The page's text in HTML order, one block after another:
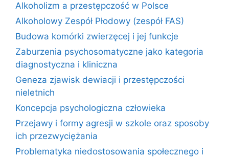
Alkoholizm a przestępczość w Polsce
Alkoholowy Zespół Płodowy (zespół FAS)
Budowa komórki zwierzęcej i jej funkcje
Zaburzenia psychosomatyczne jako kategoria
diagnostyczna i kliniczna
Geneza zjawisk dewiacji i przestępczości
nieletnich
Koncepcja psychologiczna człowieka
Przejawy i formy agresji w szkole oraz sposoby
ich przezwyciężania
Problematyka niedostosowania społecznego i